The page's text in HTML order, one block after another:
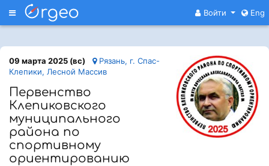
Меню Войти Eng
09 марта 2025 (вс)
Рязань, г. Спас-
Клепики, Лесной Массив
Первенство
Клепиковского
муниципального
района по
спортивному
ориентированию